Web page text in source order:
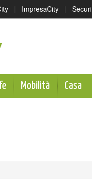
| ImpresaCity |
Mobilità Casa